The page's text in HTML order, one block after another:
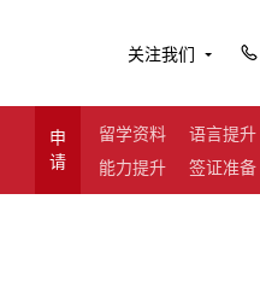
关注我们
申
请
留学资料
语言提升
能力提升
签证准备